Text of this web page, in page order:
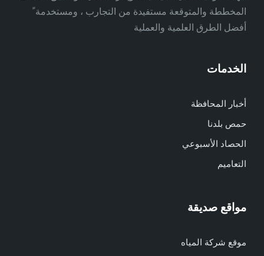
المخططة والمتوقعة مستفيدة من التجارب ، ومستخدمة ً
أفضل الطرق العلمية والعملية
الخدمات
أخبار المحافظة
حمص بلدنا
الحصاد الأسبوعي
التعاميم
مواقع صديقة
موقع شركة المياه